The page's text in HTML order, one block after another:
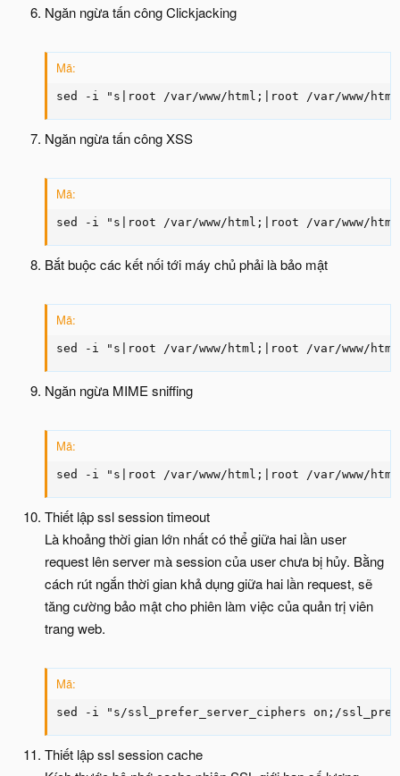
Ngăn ngừa tấn công Clickjacking
Mã:
sed -i "s|root /var/www/html;|root /var/www/
Ngăn ngừa tấn công XSS
Mã:
sed -i "s|root /var/www/html;|root /var/www/
Bắt buộc các kết nối tới máy chủ phải là bảo mật
Mã:
sed -i "s|root /var/www/html;|root /var/www/
Ngăn ngừa MIME sniffing
Mã:
sed -i "s|root /var/www/html;|root /var/www/
Thiết lập ssl session timeout
Là khoảng thời gian lớn nhất có thể giữa hai lần user
request lên server mà session của user chưa bị hủy. Bằng
cách rút ngắn thời gian khả dụng giữa hai lần request, sẽ
tăng cường bảo mật cho phiên làm việc của quản trị viên
trang web.
Mã:
sed -i "s/ssl_prefer_server_ciphers on;/
Thiết lập ssl session cache